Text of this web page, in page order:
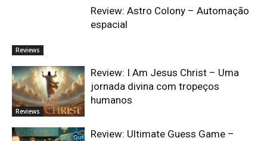
Reviews
Review: Astro Colony – Automação
espacial
Reviews
Review: I Am Jesus Christ – Uma
jornada divina com tropeços
humanos
Review: Ultimate Guess Game –